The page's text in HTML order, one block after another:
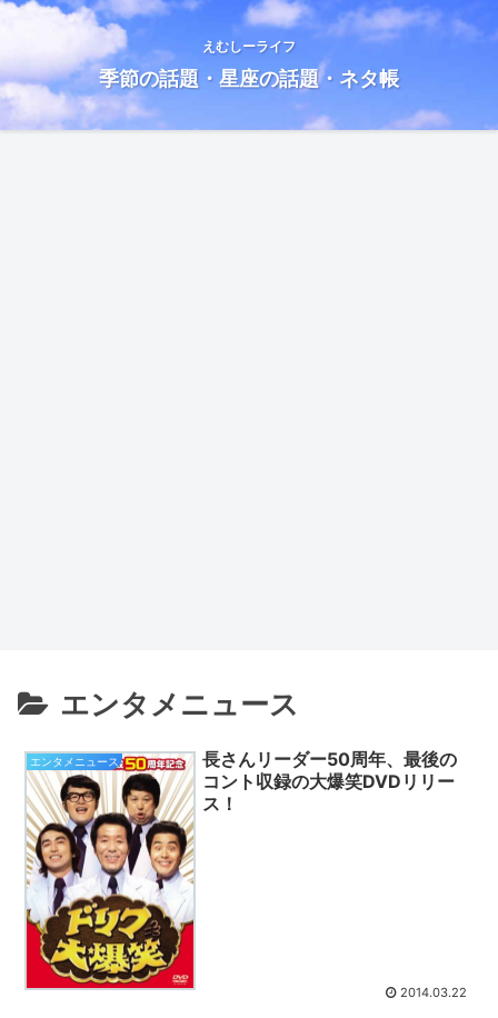
えむしーライフ
季節の話題・星座の話題・ネタ帳
エンタメニュース
エンタメニュース
長さんリーダー50周年、最後の
コント収録の大爆笑DVDリリー
ス！
2014.03.22